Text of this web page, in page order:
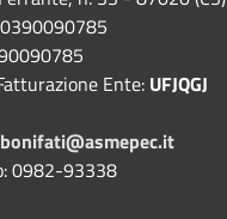
Ente: UFJQGJ
0982-93338